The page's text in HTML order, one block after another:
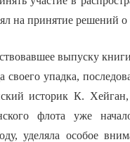
на принятие решений
выпуску
своего упадка,
историк К.
флота уже
уделяла особое